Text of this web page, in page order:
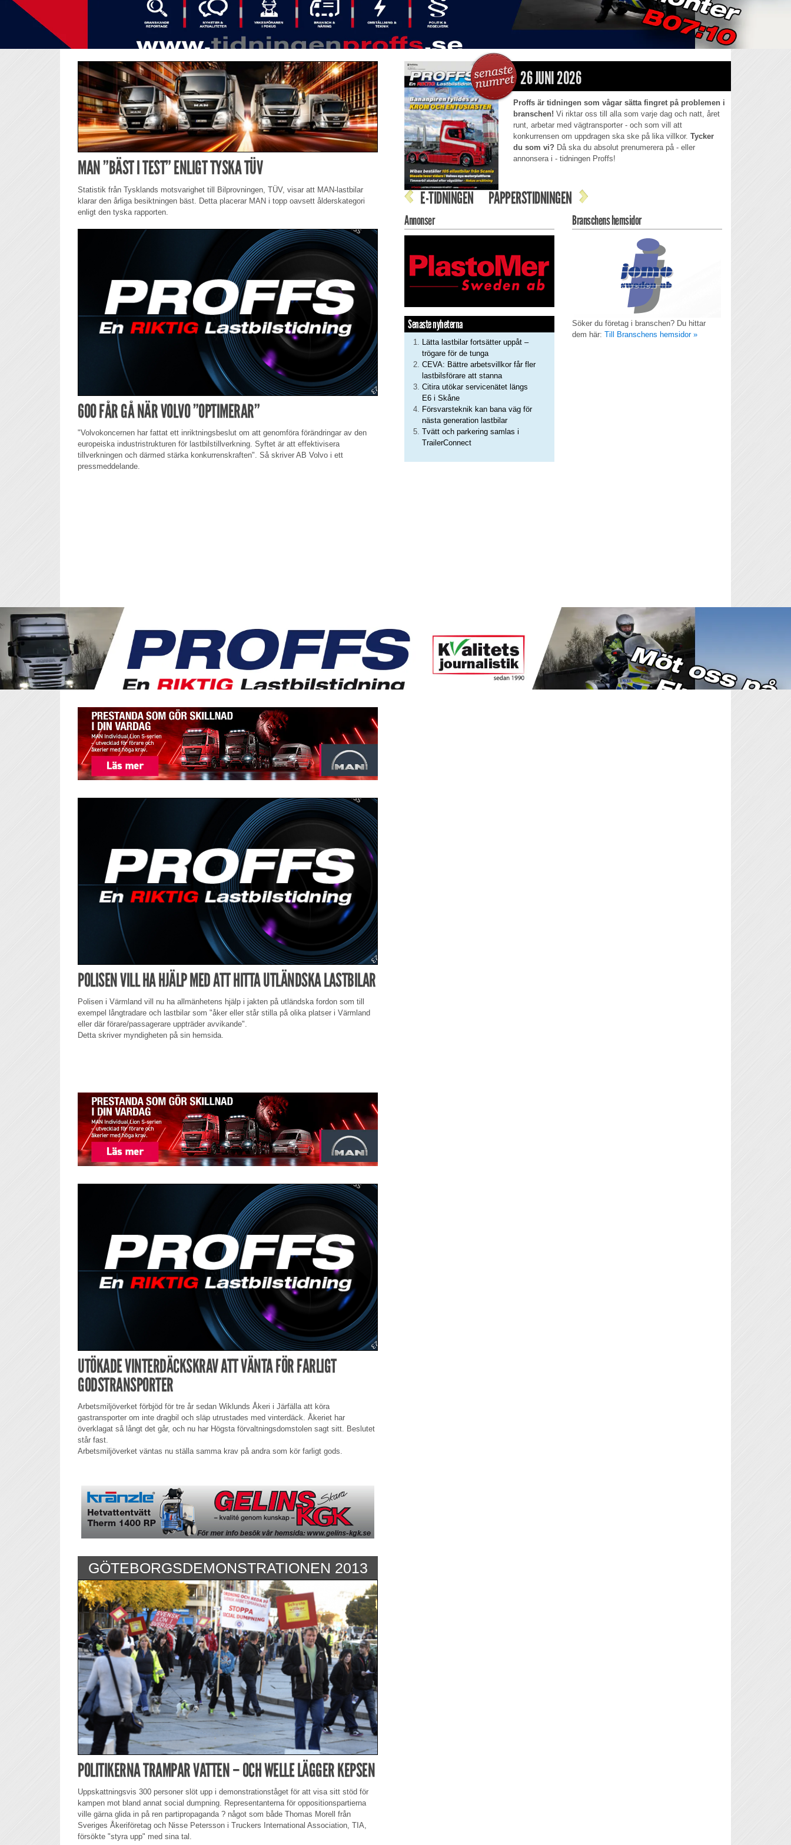
MAN ”BÄST I TEST” ENLIGT TYSKA TÜV
Statistik från Tysklands motsvarighet till Bilprovningen, TÜV, visar att MAN-lastbilar
klarar den årliga besiktningen bäst. Detta placerar MAN i topp oavsett ålderskategori
enligt den tyska rapporten.
600 FÅR GÅ NÄR VOLVO ”OPTIMERAR”
"Volvokoncernen har fattat ett inriktningsbeslut om att genomföra förändringar av den
europeiska industristrukturen för lastbilstillverkning. Syftet är att effektivisera
tillverkningen och därmed stärka konkurrenskraften". Så skriver AB Volvo i ett
pressmeddelande.
POLISEN VILL HA HJÄLP MED ATT HITTA UTLÄNDSKA LASTBILAR
Polisen i Värmland vill nu ha allmänhetens hjälp i jakten på utländska fordon som till
exempel långtradare och lastbilar som "åker eller står stilla på olika platser i Värmland
eller där förare/passagerare uppträder avvikande".
Detta skriver myndigheten på sin hemsida.
UTÖKADE VINTERDÄCKSKRAV ATT VÄNTA FÖR FARLIGT
GODSTRANSPORTER
Arbetsmiljöverket förbjöd för tre år sedan Wiklunds Åkeri i Järfälla att köra
gastransporter om inte dragbil och släp utrustades med vinterdäck. Åkeriet har
överklagat så långt det går, och nu har Högsta förvaltningsdomstolen sagt sitt. Beslutet
står fast.
Arbetsmiljöverket väntas nu ställa samma krav på andra som kör farligt gods.
GÖTEBORGSDEMONSTRATIONEN 2013
POLITIKERNA TRAMPAR VATTEN – OCH WELLE LÄGGER KEPSEN
Uppskattningsvis 300 personer slöt upp i demonstrationståget för att visa sitt stöd för
kampen mot bland annat social dumpning. Representanterna för oppositionspartierna
ville gärna glida in på ren partipropaganda ? något som både Thomas Morell från
Sveriges Åkeriföretag och Nisse Petersson i Truckers International Association, TIA,
försökte "styra upp" med sina tal.
26 JUNI 2026
Proffs är tidningen som vågar sätta fingret på problemen i
branschen! Vi riktar oss till alla som varje dag och natt, året
runt, arbetar med vägtransporter - och som vill att
konkurrensen om uppdragen ska ske på lika villkor. Tycker
du som vi? Då ska du absolut prenumerera på - eller
annonsera i - tidningen Proffs!
E-TIDNINGEN PAPPERSTIDNINGEN
Annonser
Senaste nyheterna
Lätta lastbilar fortsätter uppåt –
trögare för de tunga
CEVA: Bättre arbetsvillkor får fler
lastbilsförare att stanna
Citira utökar servicenätet längs
E6 i Skåne
Försvarsteknik kan bana väg för
nästa generation lastbilar
Tvätt och parkering samlas i
TrailerConnect
Branschens hemsidor
Söker du företag i branschen? Du hittar
dem här: Till Branschens hemsidor »